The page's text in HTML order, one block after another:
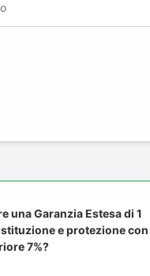
una Garanzia Estesa di 1
e protezione con
7%?